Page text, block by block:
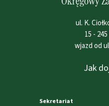
Jak
ul. K.
15 -
wjazd od
Sekretariat